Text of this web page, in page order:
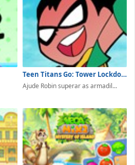
Teen Titans Go: Tower Lockdown
Ajude Robin superar as armadil...